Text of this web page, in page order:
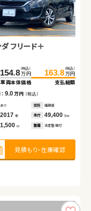
フリード＋
154.8 （税込）
万円
車両本体価格
163.8 （税込）
万円
支払総額
9.0万円 （税込）
あり 住所 福岡県
2017年 走行 49,400 km
1,500cc 整備 法定整備付
見積もり・在庫確認
ヴェルファイア ハ
435.0 （税込）
万円
車両本体価格
449.9 （税込）
万円
支払総額
14.9万円（税込）
あり 住所 岩手県
2019年 走行 41,400 km
2,500cc 整備 法定整備付
見積もり・在庫確認
キ アルト ＨＢ
49.0 （税込）
万円
6.9 万円（税込）
あり
2016年 走行
660 整備 法定整備付
見積もり・在庫確認